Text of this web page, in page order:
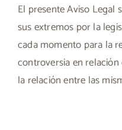
El presente Aviso Legal
sus extremos por la
cada momento para la
controversia en
la relación entre las